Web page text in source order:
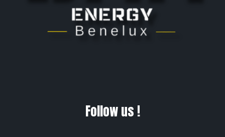
Follow us !